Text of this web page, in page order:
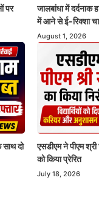
पर
जालबांधा में दर्दनाक
में आने से ई-रिक्शा
August 1, 2026
साथ दो
एसडीएम ने पीएम श्री
को किया प्रेरित
July 18, 2026